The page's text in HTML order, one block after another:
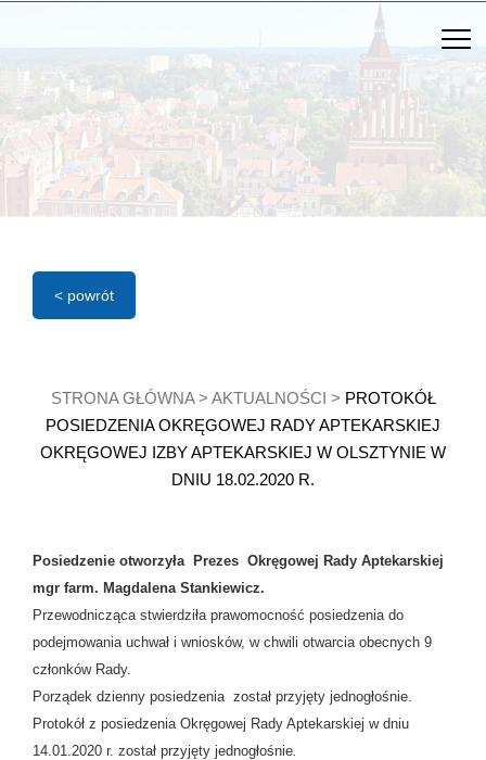
< powrót
STRONA GŁÓWNA> AKTUALNOŚCI > PROTOKÓŁ
POSIEDZENIA OKRĘGOWEJ RADY APTEKARSKIEJ
OKRĘGOWEJ IZBY APTEKARSKIEJ W OLSZTYNIE W
DNIU 18.02.2020 R.
Posiedzenie otworzyła Prezes Okręgowej Rady Aptekarskiej
mgr farm. Magdalena Stankiewicz.
Przewodnicząca stwierdziła prawomocność posiedzenia do
podejmowania uchwał i wniosków, w chwili otwarcia obecnych 9
członków Rady.
Porządek dzienny posiedzenia został przyjęty jednogłośnie.
Protokół z posiedzenia Okręgowej Rady Aptekarskiej w dniu
14.01.2020 r. został przyjęty jednogłośnie.